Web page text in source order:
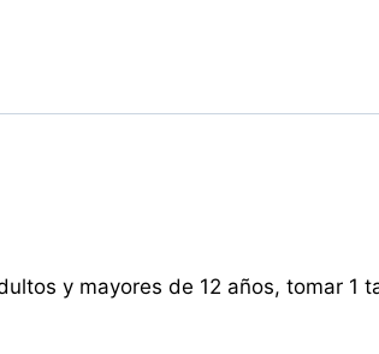
y mayores de 12 años, tomar 1